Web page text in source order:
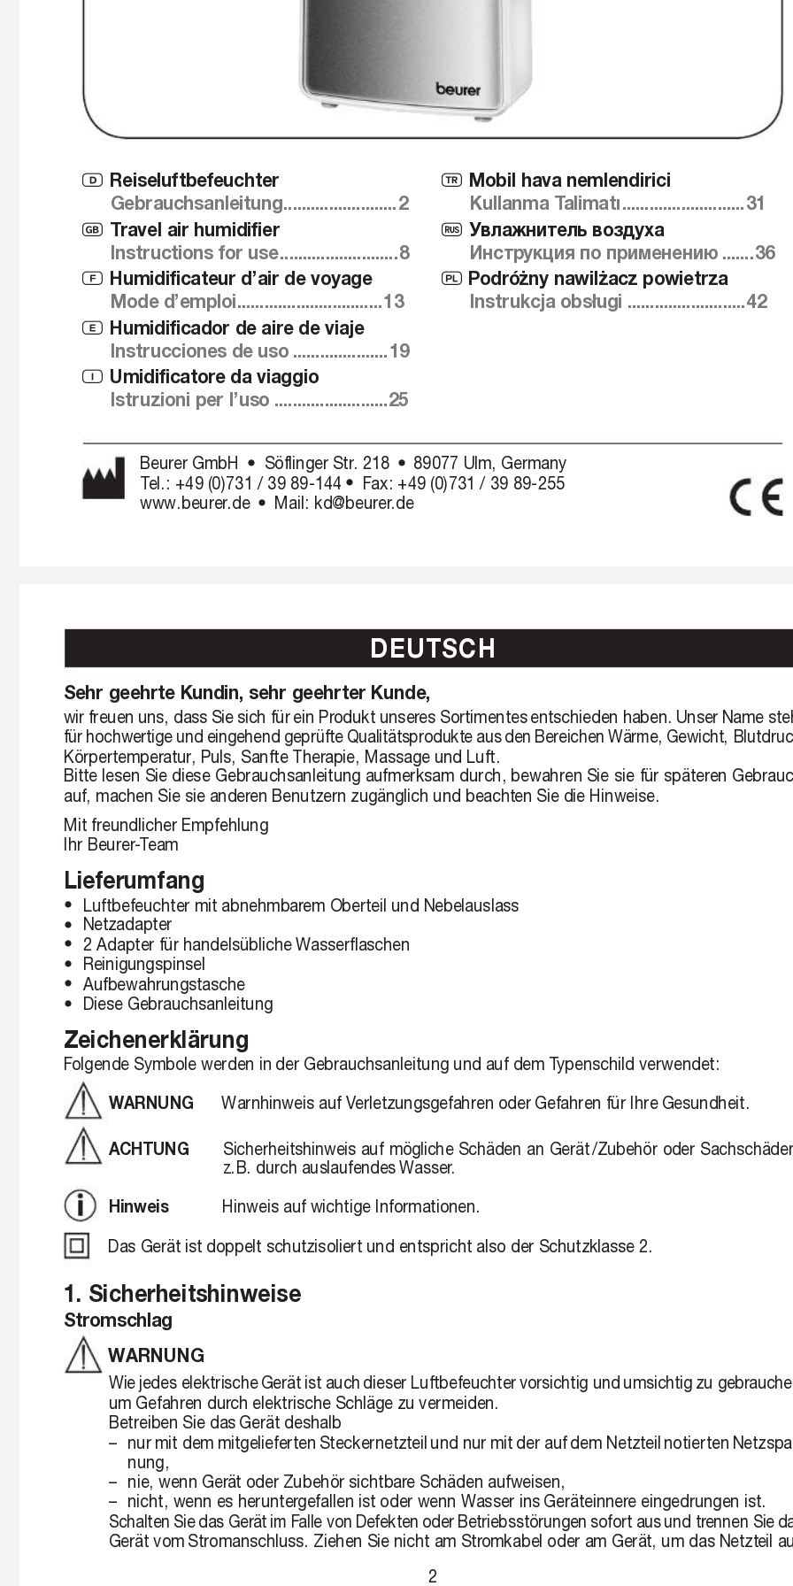
D Reiseluftbefeuchter T Mobil hava nemlendirici
Gebrauchsanleitung .........................2 Kullanma Talimatı ...........................31
G Travel air humidiﬁer r Увлажнитель воздуха
Instructions for use ..........................8 Инструкция по применению .......36
F Humidiﬁcateur d’air de voyage Q Podróżny nawilżacz powietrza
Mode d’emploi ................................13 Instrukcja obsługi ..........................42
E
Humidiﬁcador de aire de viaje
Instrucciones de uso .....................19
I Umidiﬁcatore da viaggio
Istruzioni per l’uso .........................25
Beurer GmbH • Söflinger Str. 218 •
89077 Ulm, Germany
Tel.: +49 (0)731 / 39 89-144 • Fax: +49 (0)731 / 39 89-255
www.beurer.de • Mail: kd@beurer.de
DEUTSCH
Sehr geehrte Kundin, sehr geehrter Kunde,
wir freuen uns, dass Sie sich für ein Produkt unseres Sortimentes entschieden haben. Unser Name
für hochwertige und eingehend geprüfte Qualitätsprodukte aus den Bereichen Wärme, Gewicht,
Körpertemperatur, Puls, Sanfte Therapie, Massage und Luft.
Bitte lesen Sie diese Gebrauchsanleitung aufmerksam durch, bewahren Sie sie für späteren
auf, machen Sie sie anderen Benutzern zugänglich und beachten Sie die Hinweise.
Mit freundlicher Empfehlung
Ihr Beurer-Team
Lieferumfang
• Luftbefeuchter mit abnehmbarem Oberteil und Nebelauslass
• Netzadapter
• 2 Adapter für handelsübliche Wasserflaschen
• Reinigungspinsel
• Aufbewahrungstasche
• Diese Gebrauchsanleitung
Zeichenerklärung
Folgende Symbole werden in der Gebrauchsanleitung und auf dem Typenschild verwendet:
WARNUNG Warnhinweis auf Verletzungsgefahren oder Gefahren für Ihre Gesundheit.
ACHTUNG Sicherheitshinweis auf mögliche Schäden an Gerät / Zubehör oder Sach
z.B. durch auslaufendes Wasser.
Hinweis
Hinweis auf wichtige Informationen.
Das Gerät ist doppelt schutzisoliert und entspricht also der Schutzklasse 2.
1. Sicherheitshinweise
Stromschlag
WARNUNG
Wie jedes elektrische Gerät ist auch dieser Luftbefeuchter vorsichtig und umsichtig zu gebr
um Gefahren durch elektrische Schläge zu vermeiden.
Betreiben Sie das Gerät deshalb
– nur mit dem mitgelieferten Steckernetzteil und nur mit der auf dem Netzteil notierten
nung,
– nie, wenn Gerät oder Zubehör sichtbare Schäden aufweisen,
– nicht, wenn es heruntergefallen ist oder wenn Wasser ins Geräteinnere eingedrungen ist.
Schalten Sie das Gerät im Falle von Defekten oder Betriebsstörungen sofort aus und trennen Sie
Gerät vom Stromanschluss. Ziehen Sie nicht am Stromkabel oder am Gerät, um das Netzteil
2